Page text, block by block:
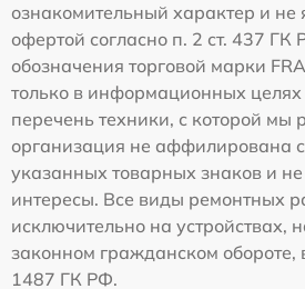
ознакомительный характер и не
офертой согласно п. 2 ст. 437
обозначения торговой марки
только в информационных
перечень техники, с которой мы
организация не аффилирована
указанных товарных знаков и не
интересы. Все виды ремонтных
исключительно на устройствах,
законном гражданском обороте, в
1487 ГК РФ.